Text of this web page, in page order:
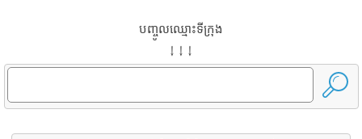
បញ្ចូលឈ្មោះទីក្រុង
↓ ↓ ↓